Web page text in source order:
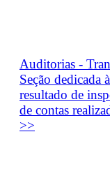
Auditorias -
Seção dedicada
resultado de
de contas
>>